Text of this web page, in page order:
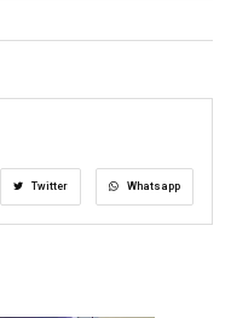
Twitter Whatsapp